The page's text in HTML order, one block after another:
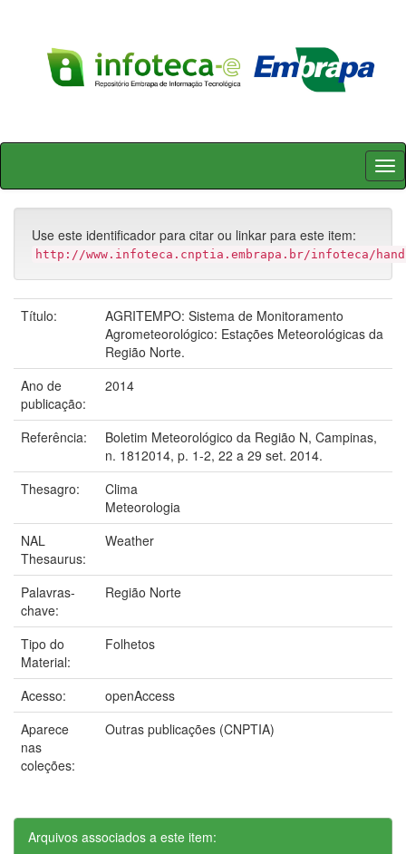
Skip
Use este identificador para citar ou linkar para este item:
http://www.infoteca.cnptia.embrapa.br/infoteca/
Título:
AGRITEMPO: Sistema de Monitoramento
Agrometeorológico: Estações Meteorológicas da
Região Norte.
Ano de
publicação:
2014
Referência:
Boletim Meteorológico da Região N, Campinas,
n. 1812014, p. 1-2, 22 a 29 set. 2014.
Thesagro:
Clima
Meteorologia
NAL
Thesaurus:
Weather
Palavras-
chave:
Região Norte
Tipo do
Material:
Folhetos
Acesso:
openAccess
Aparece
nas
coleções:
Outras publicações (CNPTIA)
Arquivos associados a este item: